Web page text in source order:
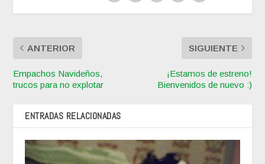
ANTERIOR
Empachos Navideños,
trucos para no explotar
SIGUIENTE
¡Estamos de estreno!
Bienvenidos de nuevo :)
ENTRADAS RELACIONADAS